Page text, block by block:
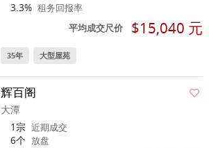
3.3% 租务回报率
平均成交尺价 $15,040 元
35年 大型屋苑
辉百阁
大潭
1宗 近期成交
6个 放盘